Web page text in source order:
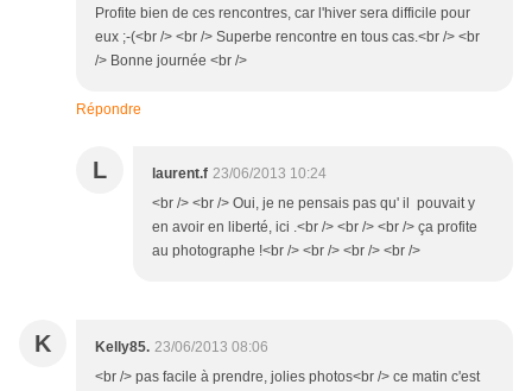
Profite bien de ces rencontres, car l'hiver sera difficile pour
eux ;-(<br /> <br /> Superbe rencontre en tous cas.<br /> <br
/> Bonne journée <br />
Répondre
L laurent.f 23/06/2013 10:24
<br /> <br /> Oui, je ne pensais pas qu' il pouvait y
en avoir en liberté, ici .<br /> <br /> <br /> ça profite
au photographe !<br /> <br /> <br /> <br />
K Kelly85. 23/06/2013 08:06
<br /> pas facile à prendre, jolies photos<br /> ce matin c'est